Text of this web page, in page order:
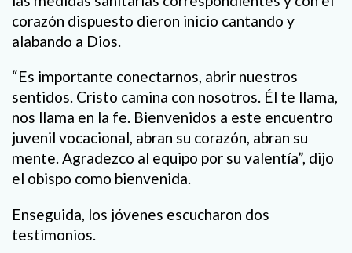
corazón dispuesto dieron inicio cantando y
alabando a Dios.
“Es importante conectarnos, abrir nuestros
sentidos. Cristo camina con nosotros. Él te llama,
nos llama en la fe. Bienvenidos a este encuentro
juvenil vocacional, abran su corazón, abran su
mente. Agradezco al equipo por su valentía”, dijo
el obispo como bienvenida.
Enseguida, los jóvenes escucharon dos
testimonios.